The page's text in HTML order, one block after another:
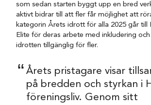
som sedan starten byggt upp en bred
aktivt bidrar till att fler får möjlighet att
kategorin Årets idrott för alla 2025 går till
Elite för deras arbete med inkludering
idrotten tillgänglig för fler.
Årets pristagare visar
på bredden och styrkan i
föreningsliv. Genom sitt